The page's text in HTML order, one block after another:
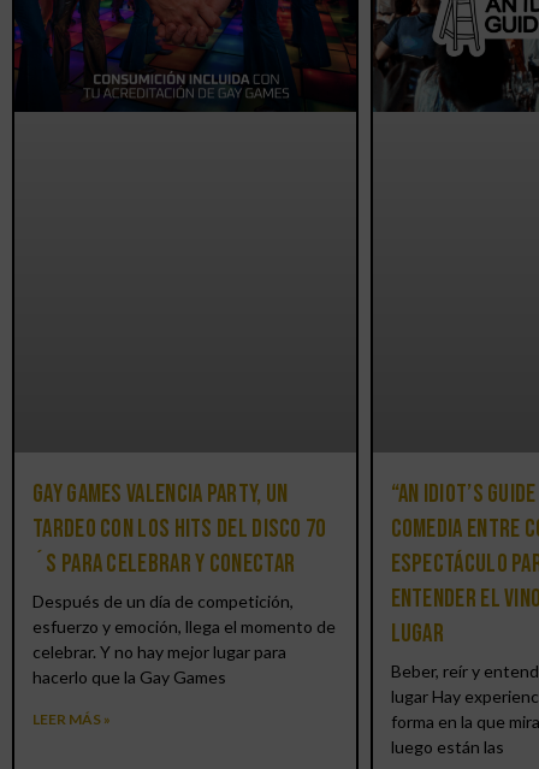
Gay Games Valencia Party, un
tardeo con los hits del DISCO 70
´S para celebrar y conectar
Después de un día de competición,
esfuerzo y emoción, llega el momento de
celebrar. Y no hay mejor lugar para
hacerlo que la Gay Games
LEER MÁS »
“An Idiot’s
comedia entre
espectáculo
entender el
lugar
Beber, reír y
lugar Hay
forma en la que
luego están las